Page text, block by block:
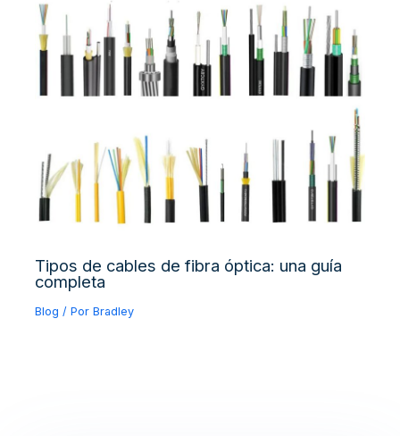
Tipos de cables de fibra óptica: una guía
completa
Blog / PorBradley